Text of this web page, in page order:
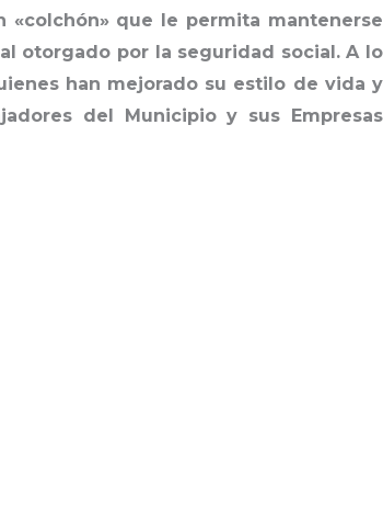
que le permita mantenerse
otorgado por la seguridad social. A lo
han mejorado su estilo de vida y
del Municipio y sus Empresas